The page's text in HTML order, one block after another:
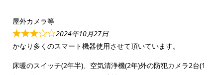
屋外カメラ等
2024年10月27日
かなり多くのスマート機器使用させて頂いています。
床暖のスイッチ(2年半)、空気清浄機(2年)外の防犯カメラ2台(1